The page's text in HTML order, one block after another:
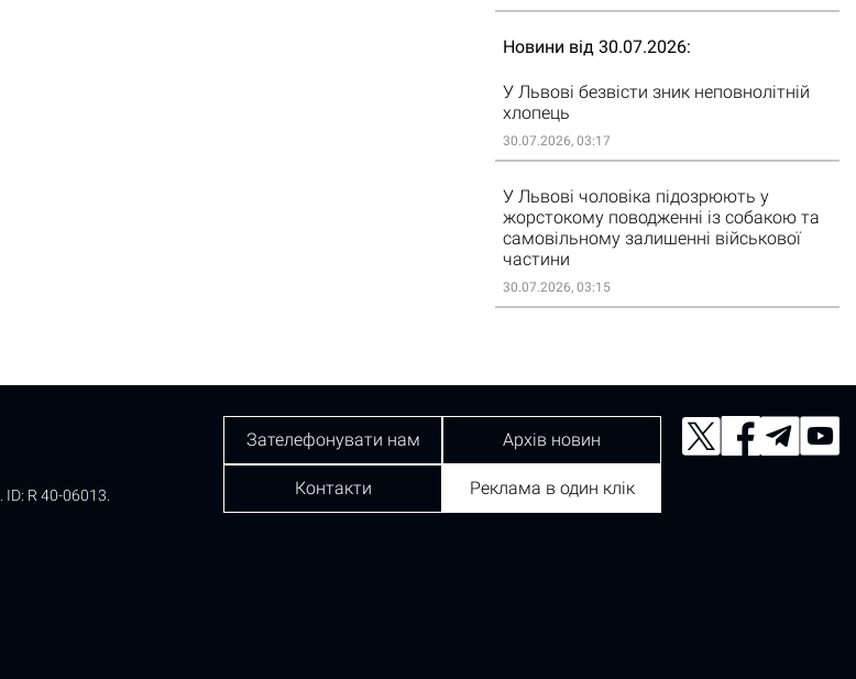
Новини від 30.07.2026
У Львові безвісти зник неповнолітній
хлопець
30.07.2026, 03:17
У Львові чоловіка підозрюють у
жорстокому поводженні із собакою та
самовільному залишенні військової
частини
30.07.2026, 03:15
ID: R 40-06013.
Зателефонувати нам Архів новин
Контакти Реклама в один клік